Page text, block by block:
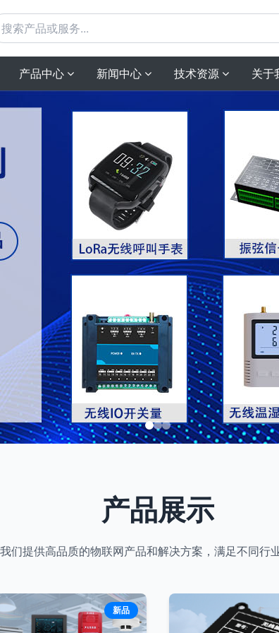
产品中心 新闻中心 技术资源 关于
产品展示
我们提供高品质的物联网产品和解决方案，满足不同行
新品